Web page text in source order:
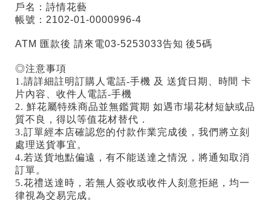
戶名：詩情花藝
帳號：2102-01-0000996-4
ATM 匯款後 請來電03-5253033告知 後5碼
◎注意事項
1.請詳細註明訂購人電話-手機 及 送貨日期、時間 卡
片內容、收件人電話-手機
2. 鮮花屬特殊商品並無鑑賞期 如遇市場花材短缺或品
質不良，得以等值花材替代．
3.訂單經本店確認您的付款作業完成後，我們將立刻
處理送貨事宜。
4.若送貨地點偏遠，有不能送達之情況，將通知取消
訂單。
5.花禮送達時，若無人簽收或收件人刻意拒絕，均一
律視為交易完成。